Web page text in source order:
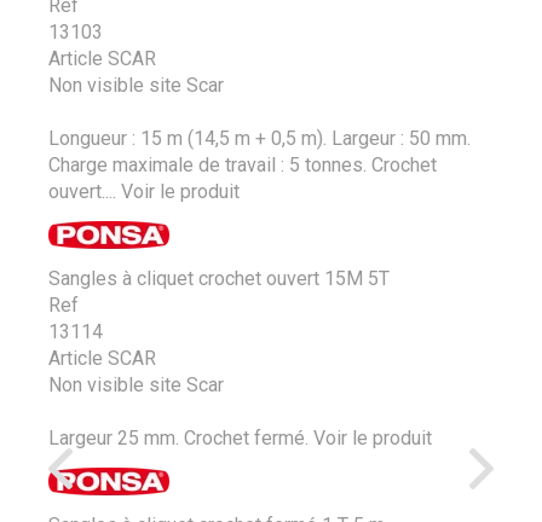
Ref
13103
Article SCAR
Non visible site Scar
Longueur : 15 m (14,5 m + 0,5 m). Largeur : 50 mm.
Charge maximale de travail : 5 tonnes. Crochet
ouvert....
Voir le produit
Sangles à cliquet crochet ouvert 15M 5T
Ref
13114
Article SCAR
Non visible site Scar
Largeur 25 mm. Crochet fermé. Voir le produit